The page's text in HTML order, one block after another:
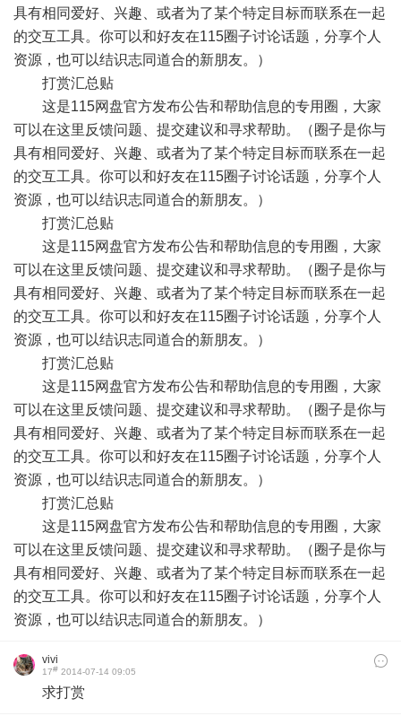
具有相同爱好、兴趣、或者为了某个特定目标而联系在一起
的交互工具。你可以和好友在115圈子讨论话题，分享个人
资源，也可以结识志同道合的新朋友。）
打赏汇总贴
这是115网盘官方发布公告和帮助信息的专用圈，大家
可以在这里反馈问题、提交建议和寻求帮助。（圈子是你与
具有相同爱好、兴趣、或者为了某个特定目标而联系在一起
的交互工具。你可以和好友在115圈子讨论话题，分享个人
资源，也可以结识志同道合的新朋友。）
打赏汇总贴
这是115网盘官方发布公告和帮助信息的专用圈，大家
可以在这里反馈问题、提交建议和寻求帮助。（圈子是你与
具有相同爱好、兴趣、或者为了某个特定目标而联系在一起
的交互工具。你可以和好友在115圈子讨论话题，分享个人
资源，也可以结识志同道合的新朋友。）
打赏汇总贴
这是115网盘官方发布公告和帮助信息的专用圈，大家
可以在这里反馈问题、提交建议和寻求帮助。（圈子是你与
具有相同爱好、兴趣、或者为了某个特定目标而联系在一起
的交互工具。你可以和好友在115圈子讨论话题，分享个人
资源，也可以结识志同道合的新朋友。）
打赏汇总贴
这是115网盘官方发布公告和帮助信息的专用圈，大家
可以在这里反馈问题、提交建议和寻求帮助。（圈子是你与
具有相同爱好、兴趣、或者为了某个特定目标而联系在一起
的交互工具。你可以和好友在115圈子讨论话题，分享个人
资源，也可以结识志同道合的新朋友。）
vivi
17# 2014-07-14 09:05
求打赏